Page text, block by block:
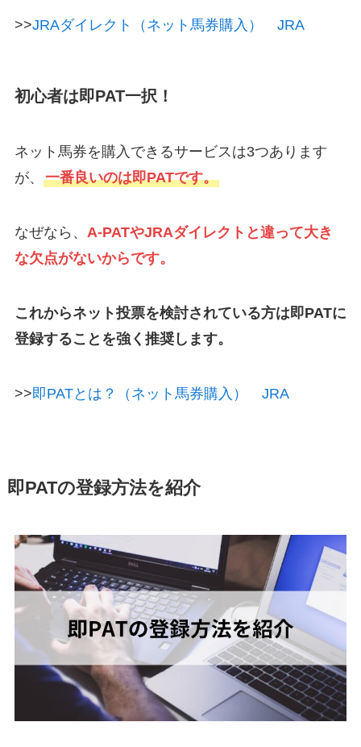
>>JRAダイレクト（ネット馬券購入） JRA
初心者は即PAT一択！
ネット馬券を購入できるサービスは3つあります
が、 一番良いのは即PATです。
なぜなら、 A-PATやJRAダイレクトと違って大き
な欠点がないからです。
これからネット投票を検討されている方は即PATに
登録することを強く推奨します。
>>即PATとは？（ネット馬券購入） JRA
即PATの登録方法を紹介